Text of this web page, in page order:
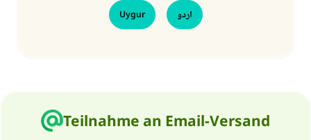
Uygur اردو
Teilnahme an Email-Versand
Die Antwort Nr. 110845 rettete eine
Ehe.
Der Prophet -Allahs Segen und Frieden auf
"Wer zum Guten aufruft, hat den Lohn